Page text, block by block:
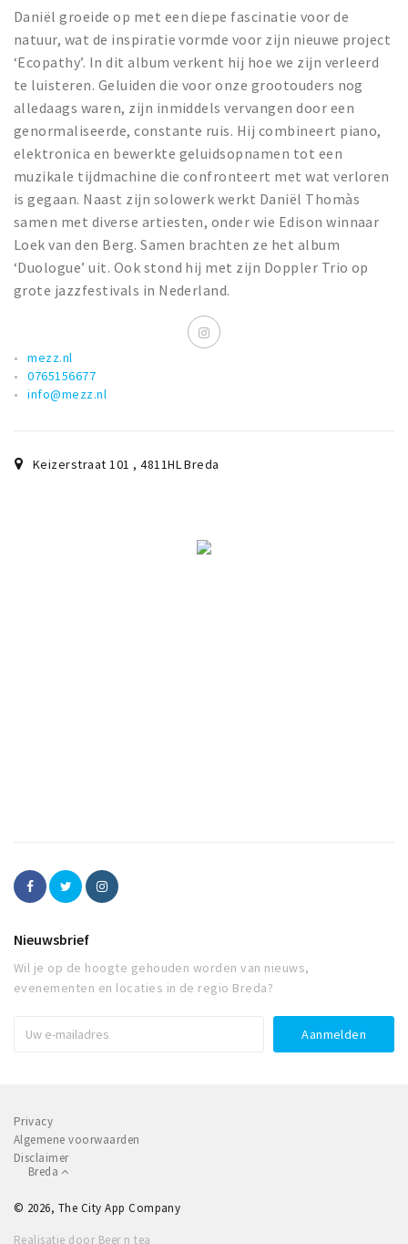
Daniël groeide op met een diepe fascinatie voor de
natuur, wat de inspiratie vormde voor zijn nieuwe project
‘Ecopathy’. In dit album verkent hij hoe we zijn verleerd
te luisteren. Geluiden die voor onze grootouders nog
alledaags waren, zijn inmiddels vervangen door een
genormaliseerde, constante ruis. Hij combineert piano,
elektronica en bewerkte geluidsopnamen tot een
muzikale tijdmachine die confronteert met wat verloren
is gegaan. Naast zijn solowerk werkt Daniël Thomàs
samen met diverse artiesten, onder wie Edison winnaar
Loek van den Berg. Samen brachten ze het album
‘Duologue’ uit. Ook stond hij met zijn Doppler Trio op
grote jazzfestivals in Nederland.
mezz.nl
0765156677
info@mezz.nl
Keizerstraat 101 ,4811HLBreda
Nieuwsbrief
Wil je op de hoogte gehouden worden van nieuws,
evenementen en locaties in de regio Breda?
Privacy
Algemene voorwaarden
Disclaimer
Breda
© 2026, The City App Company
Realisatie door Beer n tea